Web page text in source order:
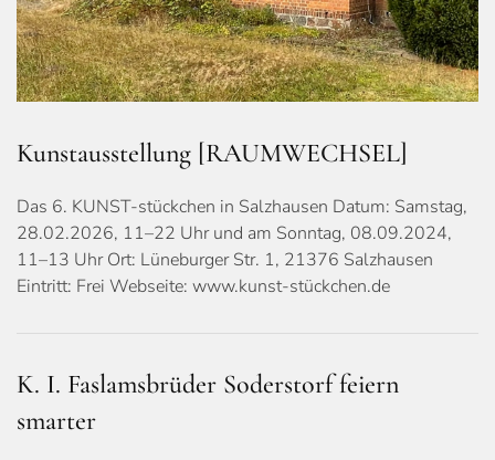
Kunstausstellung [RAUMWECHSEL]
Das 6. KUNST-stückchen in Salzhausen Datum: Samstag,
28.02.2026, 11–22 Uhr und am Sonntag, 08.09.2024,
11–13 Uhr Ort: Lüneburger Str. 1, 21376 Salzhausen
Eintritt: Frei Webseite: www.kunst-stückchen.de
K. I. Faslamsbrüder Soderstorf feiern
smarter